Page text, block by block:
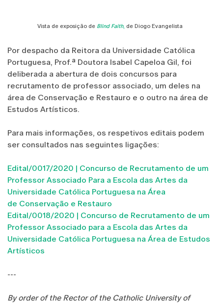
Vista de exposição de Blind Faith, de Diogo Evangelista
Por despacho da Reitora da Universidade Católica
Portuguesa, Prof.ª Doutora Isabel Capeloa Gil, foi
deliberada a abertura de dois concursos para
recrutamento de professor associado, um deles na
área de Conservação e Restauro e o outro na área de
Estudos Artísticos.
Para mais informações, os respetivos editais podem
ser consultados nas seguintes ligações:
Edital/0017/2020 | Concurso de Recrutamento de um
Professor Associado Para a Escola das Artes da
Universidade Católica Portuguesa na Área
de Conservação e Restauro
Edital/0018/2020 | Concurso de Recrutamento de um
Professor Associado para a Escola das Artes da
Universidade Católica Portuguesa na Área de Estudos
Artísticos
---
By order of the Rector of the Catholic University of